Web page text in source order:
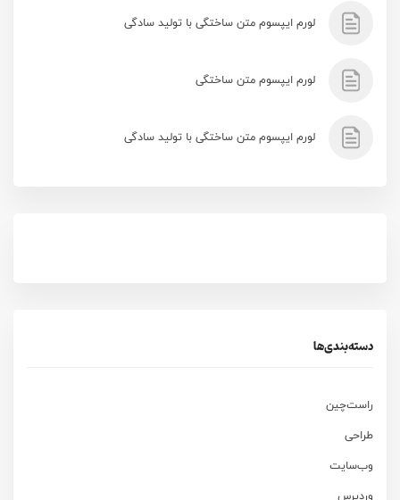
لورم ایپسوم متن ساختگی با تولید سادگی
لورم ایپسوم متن ساختگی
لورم ایپسوم متن ساختگی با تولید سادگی
دسته‌بندی‌ها
راست‌چین
طراحی
وب‌سایت
وردپرس